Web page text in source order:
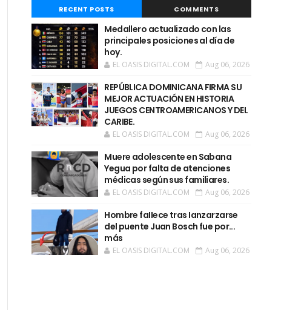
RECENT POSTS COMMENTS
Medallero actualizado con las
principales posiciones al día de
hoy.
EL OASIS DIGITAL.COM Aug 06, 2026
REPÚBLICA DOMINICANA FIRMA SU
MEJOR ACTUACIÓN EN HISTORIA
JUEGOS CENTROAMERICANOS Y DEL
CARIBE.
EL OASIS DIGITAL.COM Aug 06, 2026
Muere adolescente en Sabana
Yegua por falta de atenciones
médicas según sus familiares.
EL OASIS DIGITAL.COM Aug 06, 2026
Hombre faIIece tras Ianzarzarse
del puente Juan Bosch fue por...
más
EL OASIS DIGITAL.COM Aug 06, 2026